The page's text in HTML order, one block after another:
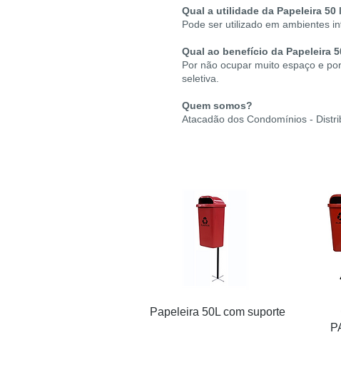
Qual a utilidade da Papeleira 50
Pode ser utilizado em ambientes
Qual ao benefício da Papeleira 5
Por não ocupar muito espaço e
seletiva.
Quem somos?
Atacadão dos Condomínios -
Papeleira 50L com suporte